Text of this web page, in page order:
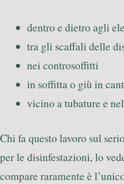
dentro e dietro agli
tra gli scaffali delle
nei controsoffitti
in soffitta o giù in
vicino a tubature e
Chi fa questo lavoro sul
per le disinfestazioni, lo
compare raramente è